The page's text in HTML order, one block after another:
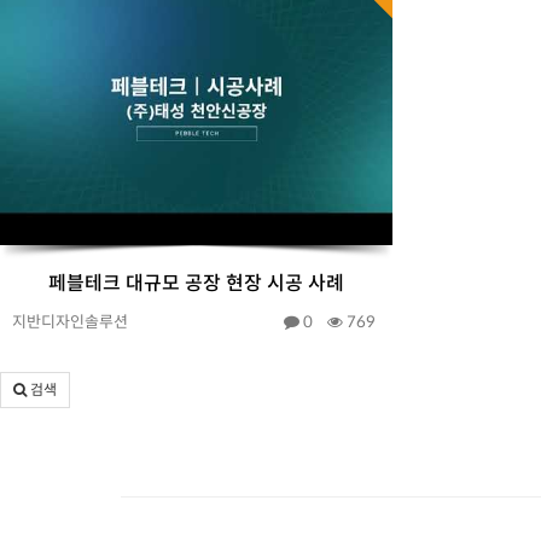
페블테크 대규모 공장 현장 시공 사례
지반디자인솔루션 0 769
검색